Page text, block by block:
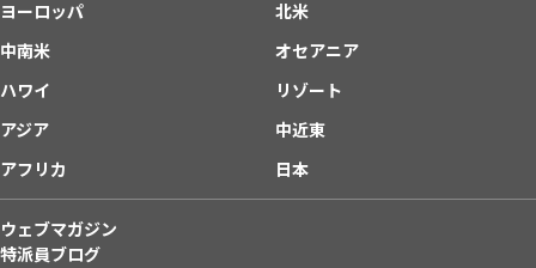
ヨーロッパ
北米
中南米
オセアニア
ハワイ
リゾート
アジア
中近東
アフリカ
日本
ウェブマガジン
特派員ブログ